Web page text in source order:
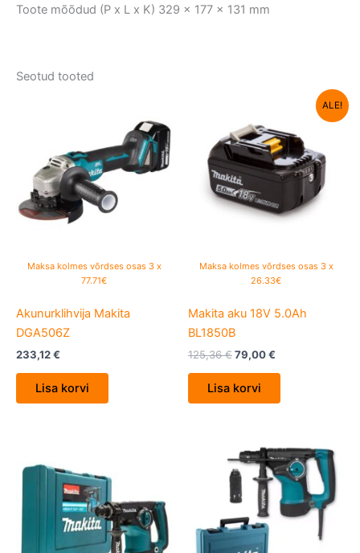
Toote mõõdud (P x L x K) 329 x 177 x 131 mm
Seotud tooted
Maksa kolmes võrdses osas 3 x
77.71€
Akunurklihvija Makita
DGA506Z
233,12€
Lisa korvi
ALE!
Maksa kolmes võrdses osas 3 x
26.33€
Makita aku 18V 5.0Ah
BL1850B
125,36€
oli:
125,36 €.
79,00€
is:
79,00 €.
Lisa korvi